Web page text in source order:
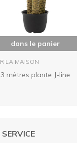
dans le panier
LA MAISON
mètres plante J-line